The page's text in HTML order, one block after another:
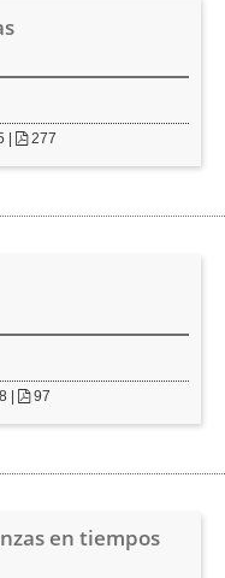
| 277
| 97
en tiempos